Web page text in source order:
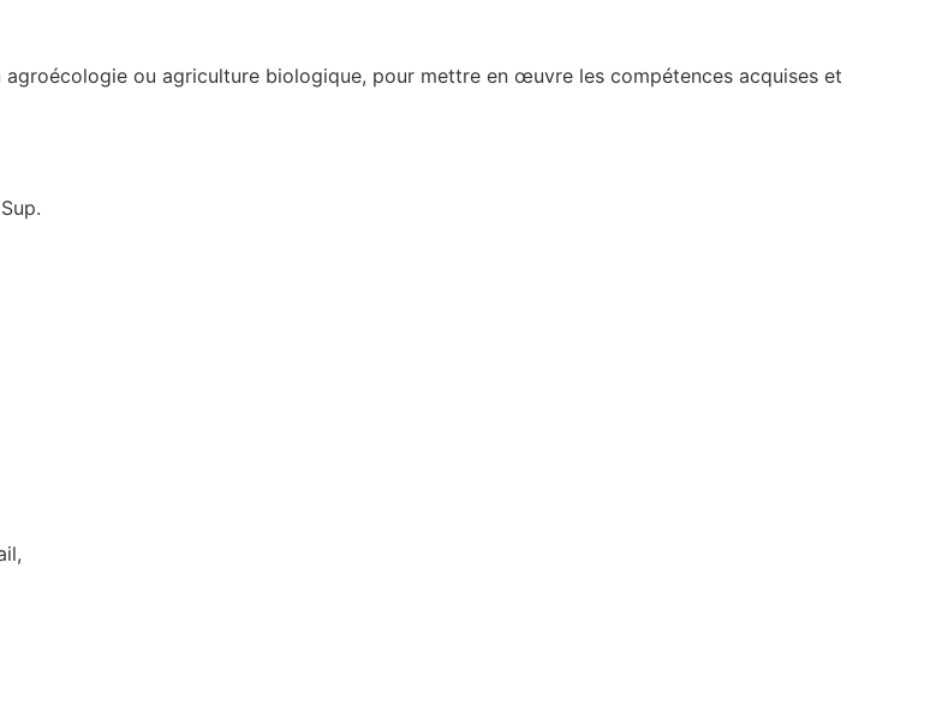
ou agriculture biologique, pour mettre en œuvre les compétences acquises et